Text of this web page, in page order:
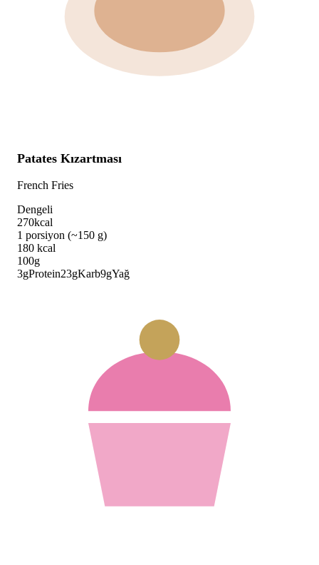
Patates Kızartması
French Fries
Dengeli
270kcal
1 porsiyon (~150 g)
180 kcal
100g
3gProtein23gKarb9gYağ